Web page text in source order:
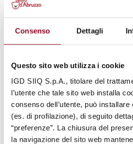
Consenso Dettagli
Questo sito web utilizza i cookie
IGD SIIQ S.p.A., titolare del
l’utente che tale sito web installa
consenso dell’utente, può
(es. di profilazione), di seguito
“preferenze”. La chiusura del
la navigazione del sito web